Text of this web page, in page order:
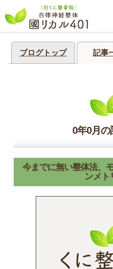
ブログトップ 記事
0年0月の
今までに無い整体法、
ンメト